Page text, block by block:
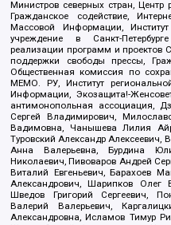
Министров северных стран, Центр
Гражданское содействие,
Массовой Информации,
учреждение в Санкт-
реализации программ и проектов
поддержки свободы прессы,
Общественная комиссия по
МЕМО. РУ, Институт
Информации, Экозащита!-
антимонопольная ассоциация,
Сергей Владимирович,
Вадимовна, Чанышева Лилия
Туровский Александр Алексеевич,
Анна Валерьевна, Бурдина
Николаевич, Пивоваров Андрей
Виталий Евгеньевич, Барахоев
Александрович, Шарипков Олег
Шведов Григорий Сергеевич,
Валерий Валерьевич,
Александровна, Исламов Тимур